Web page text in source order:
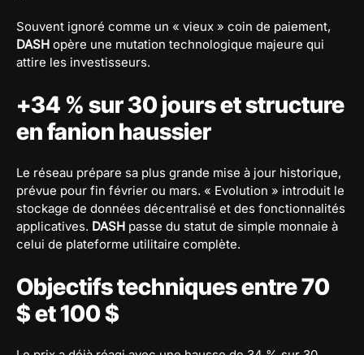
Souvent ignoré comme un « vieux » coin de paiement,
DASH opère une mutation technologique majeure qui
attire les investisseurs.
+34 % sur 30 jours et structure
en fanion haussier
Le réseau prépare sa plus grande mise à jour historique,
prévue pour fin février ou mars. « Evolution » introduit le
stockage de données décentralisé et des fonctionnalités
applicatives. DASH passe du statut de simple monnaie à
celui de plateforme utilitaire complète.
Objectifs techniques entre 70
$ et 100 $